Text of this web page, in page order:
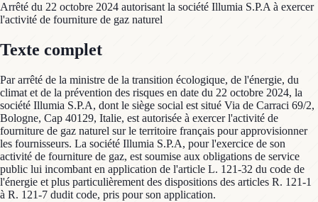
Arrêté du 22 octobre 2024 autorisant la société Illumia S.P.A à exercer
l'activité de fourniture de gaz naturel
Texte complet
Par arrêté de la ministre de la transition écologique, de l'énergie, du
climat et de la prévention des risques en date du 22 octobre 2024, la
société Illumia S.P.A, dont le siège social est situé Via de Carraci 69/2,
Bologne, Cap 40129, Italie, est autorisée à exercer l'activité de
fourniture de gaz naturel sur le territoire français pour approvisionner
les fournisseurs. La société Illumia S.P.A, pour l'exercice de son
activité de fourniture de gaz, est soumise aux obligations de service
public lui incombant en application de l'article L. 121-32 du code de
l'énergie et plus particulièrement des dispositions des articles R. 121-1
à R. 121-7 dudit code, pris pour son application.